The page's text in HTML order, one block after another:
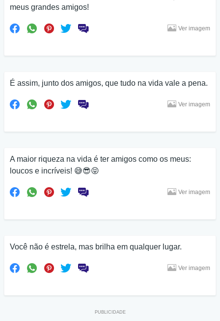
meus grandes amigos!
Ver imagem
É assim, junto dos amigos, que tudo na vida vale a pena.
Ver imagem
A maior riqueza na vida é ter amigos como os meus:
loucos e incríveis! 😅😎😝
Ver imagem
Você não é estrela, mas brilha em qualquer lugar.
Ver imagem